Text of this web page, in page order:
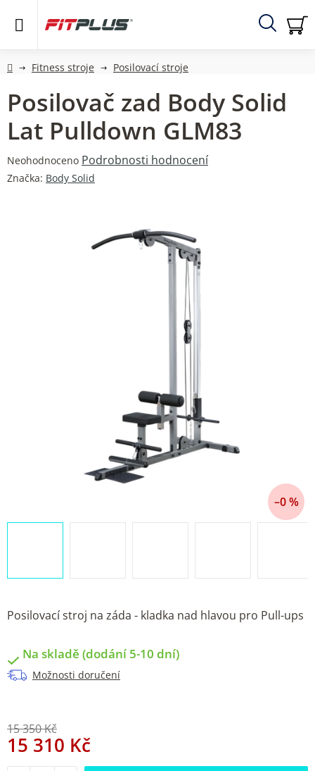
Hledat
DomůFitness stroje Posilovací stroje
Posilovací stroj na záda - kladka nad hlavou pro Pull-ups
Na skladě (dodání 5-10 dní)
Možnosti doručení
15 350 Kč
15 310 Kč
Posilovač zad Body Solid
Lat Pulldown GLM83
Průměrné
hodnocení
Neohodnoceno Podrobnosti hodnocení
Značka: Body Solid
–0 %